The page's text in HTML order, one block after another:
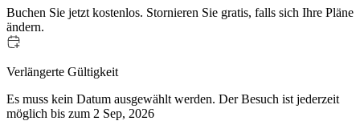
Buchen Sie jetzt kostenlos. Stornieren Sie gratis, falls sich Ihre Pläne
ändern.
Verlängerte Gültigkeit
Es muss kein Datum ausgewählt werden. Der Besuch ist jederzeit
möglich bis zum 2 Sep, 2026